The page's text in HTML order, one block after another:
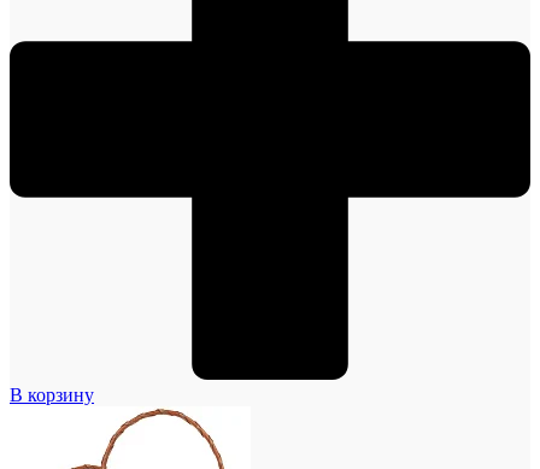
В корзину